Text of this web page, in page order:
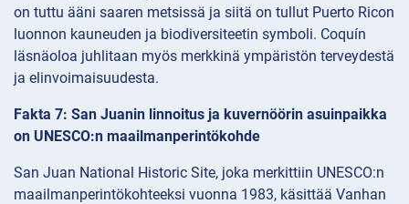
on tuttu ääni saaren metsissä ja siitä on tullut Puerto Ricon
luonnon kauneuden ja biodiversiteetin symboli. Coquín
läsnäoloa juhlitaan myös merkkinä ympäristön terveydestä
ja elinvoimaisuudesta.
Fakta 7: San Juanin linnoitus ja kuvernöörin asuinpaikka
on UNESCO:n maailmanperintökohde
San Juan National Historic Site, joka merkittiin UNESCO:n
maailmanperintökohteeksi vuonna 1983, käsittää Vanhan